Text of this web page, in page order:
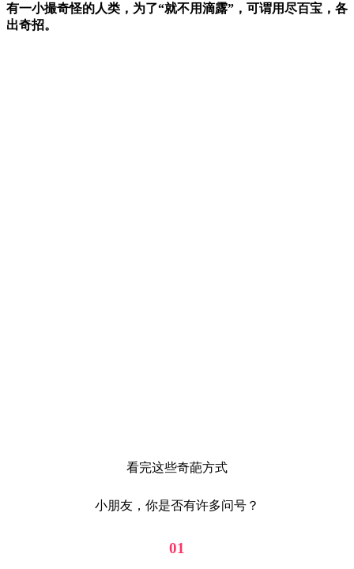
有一小撮奇怪的人类，为了“就不用滴露”，可谓用尽百宝，各
出奇招。
看完这些奇葩方式
小朋友，你是否有许多问号？
01